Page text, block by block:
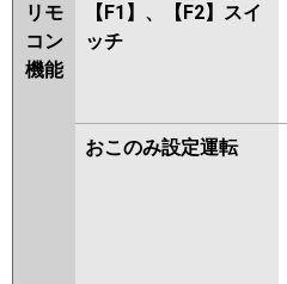
リモ
コン
機能
【F1】、【F2】スイ
ッチ
おこのみ設定運転